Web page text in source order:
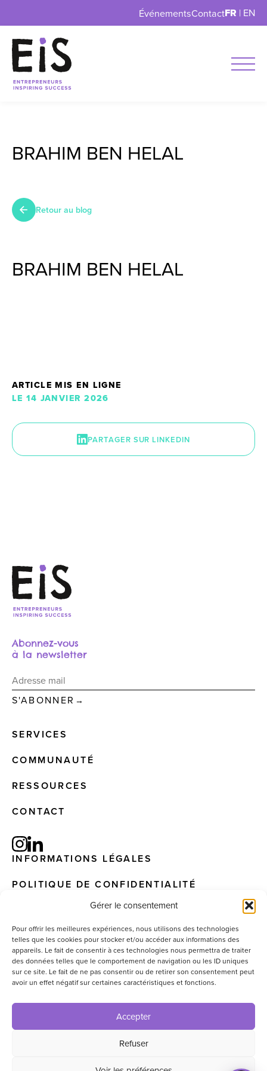
Gérer le consentement
Pour offrir les meilleures expériences, nous utilisons des technologies
telles que les cookies pour stocker et/ou accéder aux informations des
appareils. Le fait de consentir à ces technologies nous permettra de traiter
des données telles que le comportement de navigation ou les ID uniques
sur ce site. Le fait de ne pas consentir ou de retirer son consentement peut
avoir un effet négatif sur certaines caractéristiques et fonctions.
Accepter
Refuser
ÉvénementsContactFR | EN
BRAHIM BEN HELAL
Retour au blog
BRAHIM BEN HELAL
ARTICLE MIS EN LIGNE
LE 14 JANVIER 2026
PARTAGER SUR LINKEDIN
Abonnez-vous
à la newsletter
→
SERVICES
COMMUNAUTÉ
RESSOURCES
CONTACT
INFORMATIONS LÉGALES
POLITIQUE DE CONFIDENTIALITÉ
© 2025 – EIS. All Rights Reserved – Website by
graphisterie.lu